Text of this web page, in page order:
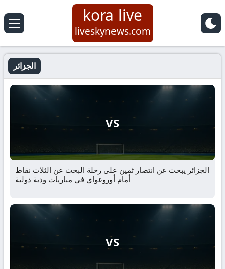
kora live
liveskynews.com
الجزائر
VS
الجزائر يبحث عن انتصار ثمين على رحلة البحث عن الثلاث نقاط
أمام أوروغواي في مباريات ودية دولية
VS